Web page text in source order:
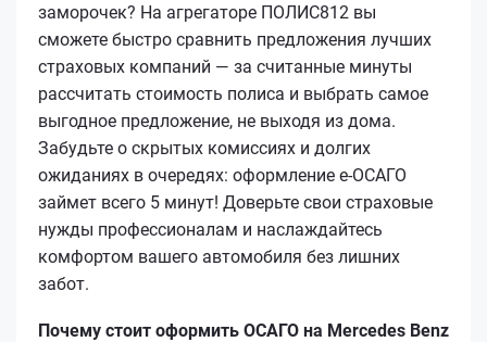
заморочек? На агрегаторе ПОЛИС812 вы
сможете быстро сравнить предложения лучших
страховых компаний — за считанные минуты
рассчитать стоимость полиса и выбрать самое
выгодное предложение, не выходя из дома.
Забудьте о скрытых комиссиях и долгих
ожиданиях в очередях: оформление е‑ОСАГО
займет всего 5 минут! Доверьте свои страховые
нужды профессионалам и наслаждайтесь
комфортом вашего автомобиля без лишних
забот.
Почему стоит оформить ОСАГО на Mercedes Benz